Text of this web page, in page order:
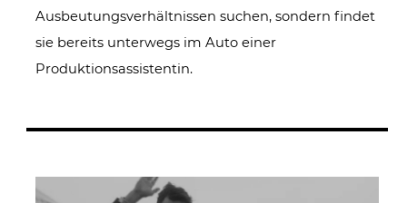
Ausbeutungsverhältnissen suchen, sondern findet
sie bereits unterwegs im Auto einer
Produktionsassistentin.